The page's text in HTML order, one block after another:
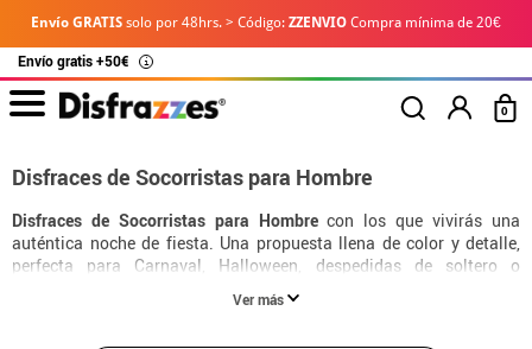
Envío GRATIS solo por 48hrs. > Código: ZZENVIO Compra mínima de 20€
Envío gratis +50€ i
0
Disfraces de Socorristas para Hombre
Disfraces de Socorristas para Hombrecon los que vivirás una
auténtica noche de fiesta. Una propuesta llena de color y detalle,
perfecta para Carnaval, Halloween, despedidas de soltero o
Ver más